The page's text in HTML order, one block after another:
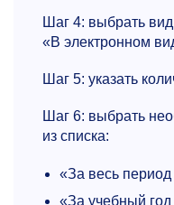
Шаг 4: выбрать
«В электронном
Шаг 5: указать
Шаг 6: выбрать
из списка:
«За весь
«За учебный